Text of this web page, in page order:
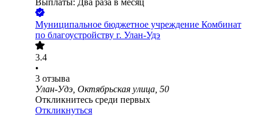
Выплаты: Два раза в месяц
Муниципальное бюджетное учреждение Комбинат
по благоустройству г. Улан-Удэ
3.4
•
3 отзыва
Улан-Удэ, Октябрьская улица, 50
Откликнитесь среди первых
Откликнуться